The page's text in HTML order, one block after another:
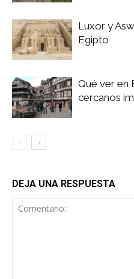
Luxor y
Egipto
Qué ver en
cercanos
DEJA UNA RESPUESTA